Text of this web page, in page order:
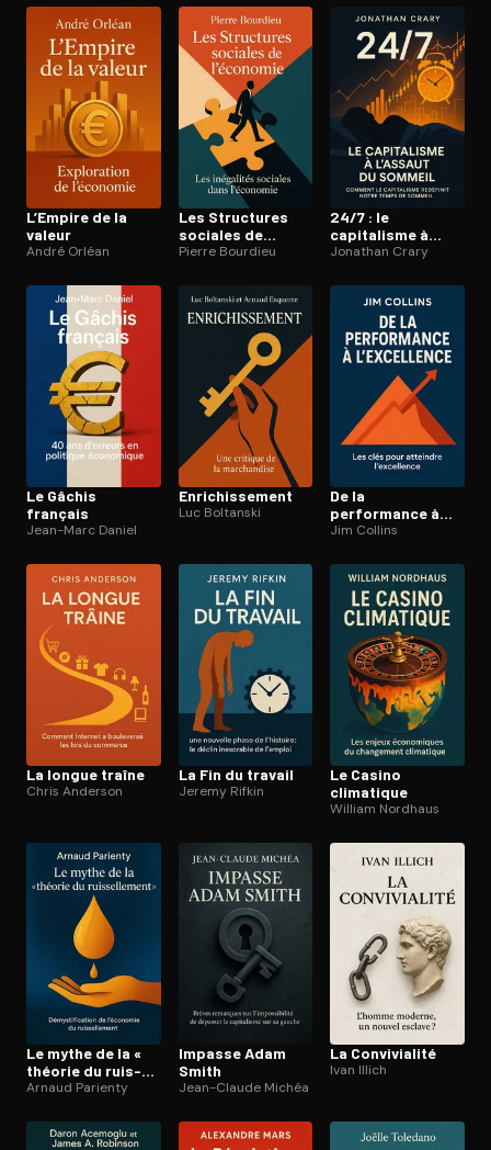
L’Empire de la
valeur
André Orléan
Les Structures
sociales de
l’économie
Pierre Bourdieu
24/7 : le
capitalisme à
l’assaut du
Jonathan Crary
Le Gâchis
français
Jean-Marc Daniel
En­ri­chis­se­ment
Luc Boltanski
De la
performance à
l’excellence
Jim Collins
La longue traîne
Chris Anderson
La Fin du travail
Jeremy Rifkin
Le Casino
climatique
William Nordhaus
Le mythe de la «
théorie du ruis­
sel­le­ment »
Arnaud Parienty
Impasse Adam
Smith
Jean-Claude Michéa
La Convi­via­li­té
Ivan Illich